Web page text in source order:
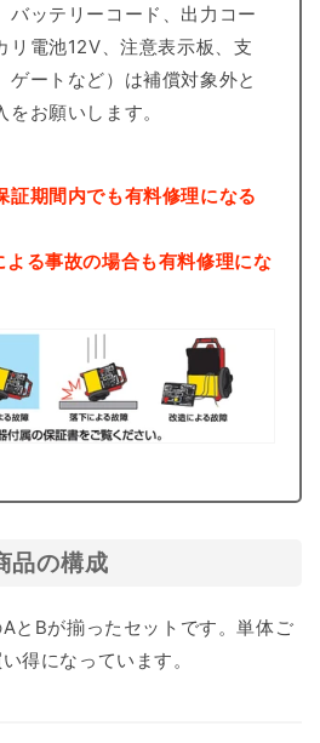
バッテリーコード、出力コー
リ電池12V、注意表示板、支
ゲートなど）は補償対象外と
お願いします。
証期間内でも有料修理になる
る事故の場合も有料修理にな
品の構成
とBが揃ったセットです。単体ご
得になっています。